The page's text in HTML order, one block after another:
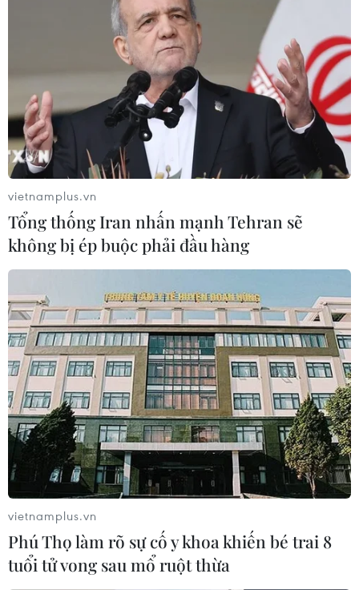
vietnamplus.vn
Tổng thống Iran nhấn mạnh Tehran sẽ
không bị ép buộc phải đầu hàng
vietnamplus.vn
Phú Thọ làm rõ sự cố y khoa khiến bé trai 8
tuổi tử vong sau mổ ruột thừa